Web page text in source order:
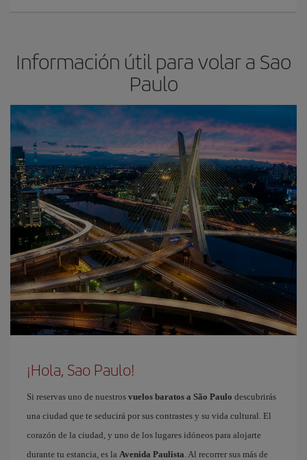
Información útil para volar a Sao
Paulo
¡Hola, Sao Paulo!
Si reservas uno de nuestros vuelos baratos a São Paulo descubrirás
una ciudad que te seducirá por sus contrastes y su vida cultural. El
corazón de la ciudad, y uno de los lugares idóneos para alojarte
durante tu estancia, es la Avenida Paulista. Al recorrer sus más de